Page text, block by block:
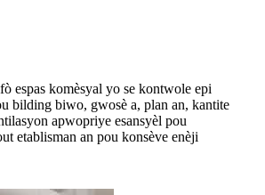
espas komèsyal yo se kontwole epi
bilding biwo, gwosè a, plan an, kantite
apwopriye esansyèl pou
etablisman an pou konsève enèji